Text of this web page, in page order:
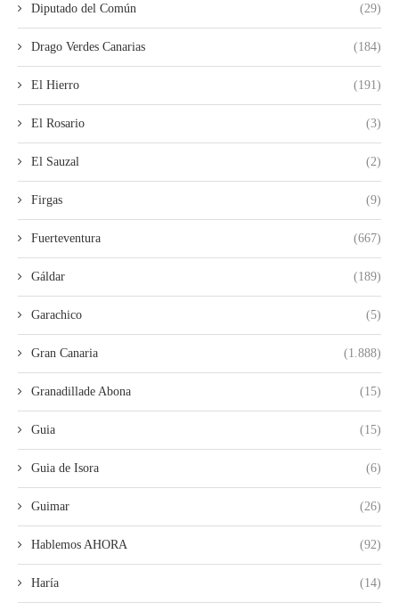
Diputado del Común (29)
Drago Verdes Canarias (184)
El Hierro (191)
El Rosario (3)
El Sauzal (2)
Firgas (9)
Fuerteventura (667)
Gáldar (189)
Garachico (5)
Gran Canaria (1.888)
Granadillade Abona (15)
Guia (15)
Guia de Isora (6)
Guimar (26)
Hablemos AHORA (92)
Haría (14)